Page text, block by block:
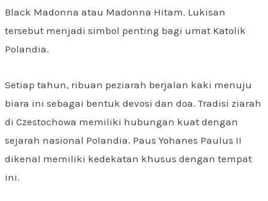
Black Madonna atau Madonna Hitam. Lukisan
tersebut menjadi simbol penting bagi umat Katolik
Polandia.
Setiap tahun, ribuan peziarah berjalan kaki menuju
biara ini sebagai bentuk devosi dan doa. Tradisi ziarah
di Czestochowa memiliki hubungan kuat dengan
sejarah nasional Polandia. Paus Yohanes Paulus II
dikenal memiliki kedekatan khusus dengan tempat
ini.